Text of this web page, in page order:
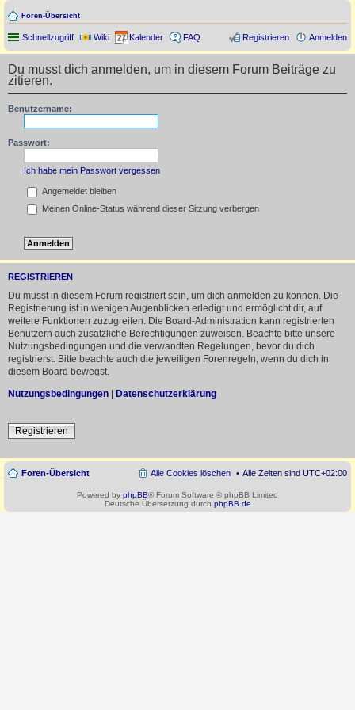
Foren-Übersicht
Schnellzugriff Wiki Kalender FAQ Anmelden
Registrieren
Du musst dich anmelden, um in diesem Forum Beiträge zu
zitieren.
Benutzername:
Passwort:
Ich habe mein Passwort vergessen
Angemeldet bleiben
Meinen Online-Status während dieser Sitzung verbergen
REGISTRIEREN
Du musst in diesem Forum registriert sein, um dich anmelden zu können. Die
Registrierung ist in wenigen Augenblicken erledigt und ermöglicht dir, auf
weitere Funktionen zuzugreifen. Die Board-Administration kann registrierten
Benutzern auch zusätzliche Berechtigungen zuweisen. Beachte bitte unsere
Nutzungsbedingungen und die verwandten Regelungen, bevor du dich
registrierst. Bitte beachte auch die jeweiligen Forenregeln, wenn du dich in
diesem Board bewegst.
Nutzungsbedingungen | Datenschutzerklärung
Registrieren
Foren-Übersicht Alle Zeiten sind UTC+02:00
Alle Cookies löschen
Powered by phpBB® Forum Software © phpBB Limited
Deutsche Übersetzung durch phpBB.de